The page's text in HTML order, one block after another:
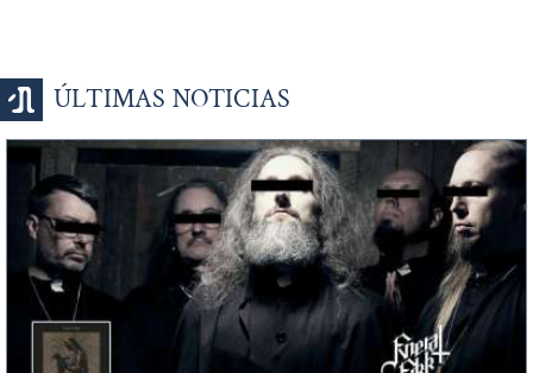
ÚLTIMAS NOTICIAS